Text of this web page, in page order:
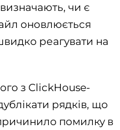
чи є
оновлюється
реагувати на
з ClickHouse-
рядків, що
помилку в